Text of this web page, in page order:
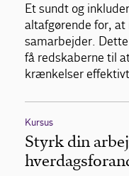
Et sundt og
altafgørende for,
samarbejder.
få redskaberne til
krænkelser
Kursus
Styrk din